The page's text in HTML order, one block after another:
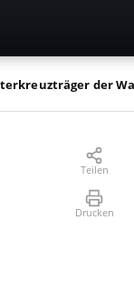
der
Teilen
Drucken